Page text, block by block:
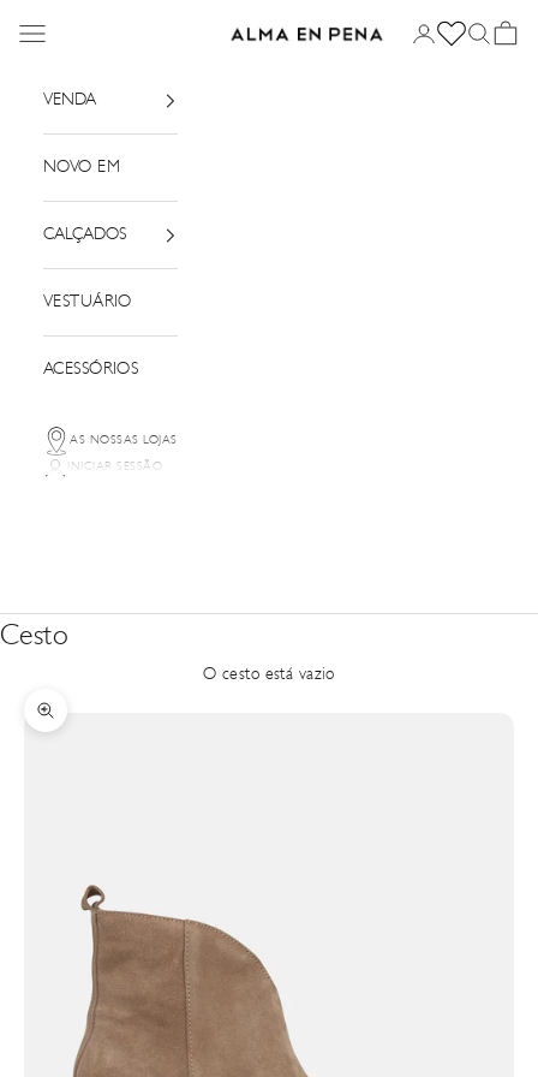
Alma em Pena
Menu Iniciar sessão
Pesquisar
Cesto
VENDA
NOVO EM
CALÇADOS
VESTUÁRIO
ACESSÓRIOS
AS NOSSAS LOJAS
INICIAR SESSÃO
Cesto
O cesto está vazio
Zoom